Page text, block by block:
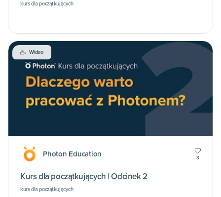
kurs dla początkujących
Wideo
Photon Education 3
Kurs dla początkujących | Odcinek 2
kurs dla początkujących